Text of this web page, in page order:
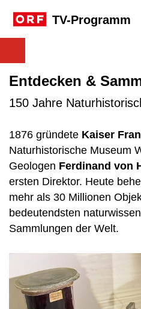
TV-Programm
Entdecken &
150 Jahre
1876 gründete Kaiser
Naturhistorische Museum
Geologen Ferdinand von
ersten Direktor. Heute
mehr als 30 Millionen
bedeutendsten
Sammlungen der Welt.